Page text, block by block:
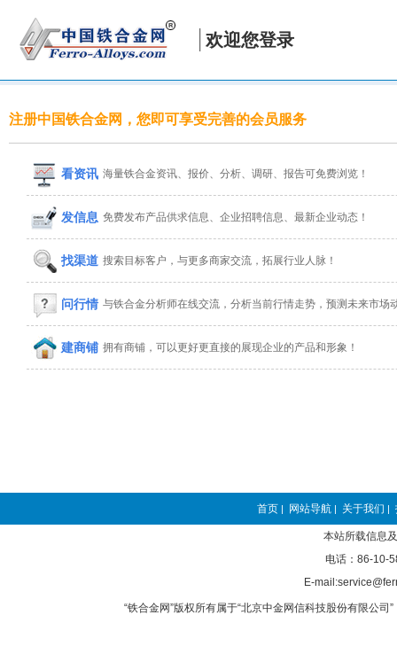
欢迎您登录
注册中国铁合金网，您即可享受完善的会员服务
看资讯 海量铁合金资讯、报价、分析、调研、报告可免费浏览！
发信息 免费发布产品供求信息、企业招聘信息、最新企业动态！
找渠道 搜索目标客户，与更多商家交流，拓展行业人脉！
问行情 与铁合金分析师在线交流，分析当前行情走势，预测未来市场
建商铺 拥有商铺，可以更好更直接的展现企业的产品和形象！
首页 | 网站导航 | 关于我们 |
本站所载信息
电话：86-10-
E-
“铁合金网”版权所有属于“北京中金网信科技股份有限公司